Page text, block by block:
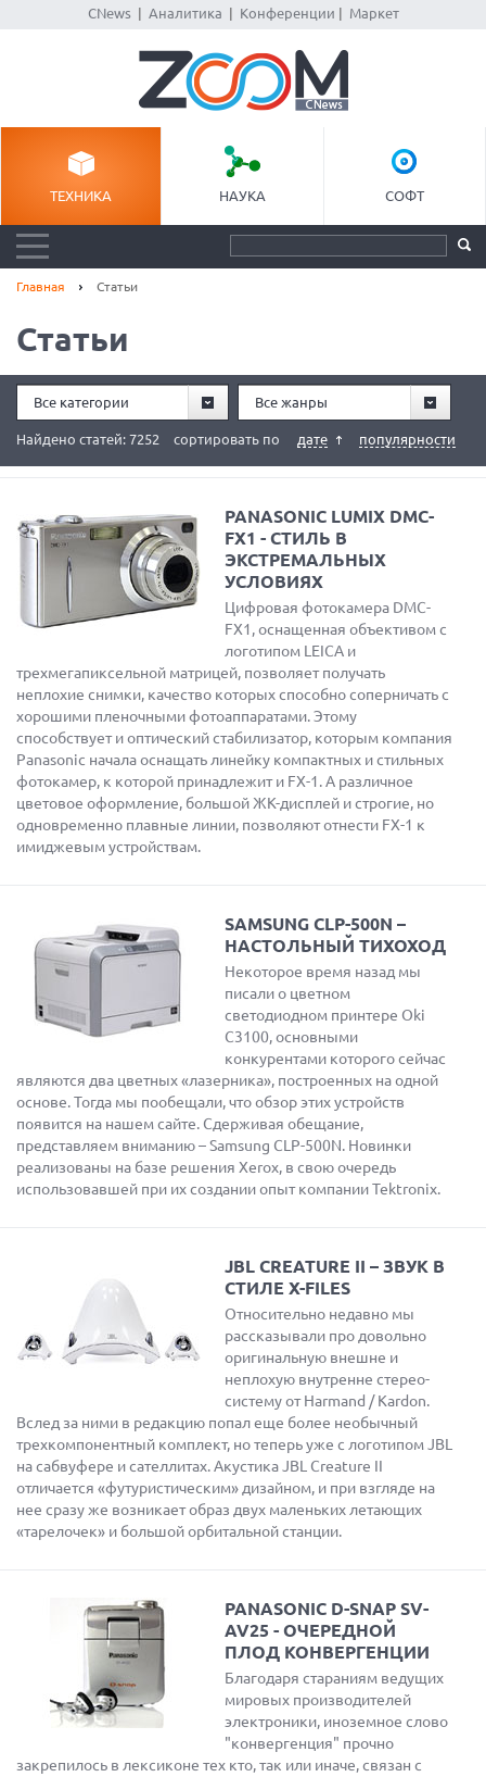
CNews| Аналитика Конференции Маркет
ТЕХНИКА НАУКА СОФТ
Главная Статьи
Статьи
Все категории Все жанры
сортировать по дате популярности
Найдено статей: 7252
PANASONIC LUMIX DMC-
FX1 - СТИЛЬ В
ЭКСТРЕМАЛЬНЫХ
УСЛОВИЯХ
Цифровая фотокамера DMC-
FX1, оснащенная объективом с
логотипом LEICA и
трехмегапиксельной матрицей, позволяет получать
неплохие снимки, качество которых способно соперничать с
хорошими пленочными фотоаппаратами. Этому
способствует и оптический стабилизатор, которым компания
Panasonic начала оснащать линейку компактных и стильных
фотокамер, к которой принадлежит и FX-1. А различное
цветовое оформление, большой ЖК-дисплей и строгие, но
одновременно плавные линии, позволяют отнести FX-1 к
имиджевым устройствам.
SAMSUNG CLP-500N –
НАСТОЛЬНЫЙ ТИХОХОД
Некоторое время назад мы
писали о цветном
светодиодном принтере Oki
C3100, основными
конкурентами которого сейчас
являются два цветных «лазерника», построенных на одной
основе. Тогда мы пообещали, что обзор этих устройств
появится на нашем сайте. Сдерживая обещание,
представляем вниманию – Samsung CLP-500N. Новинки
реализованы на базе решения Xerox, в свою очередь
использовавшей при их создании опыт компании Tektronix.
JBL CREATURE II – ЗВУК В
СТИЛЕ X-FILES
Относительно недавно мы
рассказывали про довольно
оригинальную внешне и
неплохую внутренне стерео-
систему от Harmand / Kardon.
Вслед за ними в редакцию попал еще более необычный
трехкомпонентный комплект, но теперь уже с логотипом JBL
на сабвуфере и сателлитах. Акустика JBL Creature II
отличается «футуристическим» дизайном, и при взгляде на
нее сразу же возникает образ двух маленьких летающих
«тарелочек» и большой орбитальной станции.
PANASONIC D-SNAP SV-
AV25 - ОЧЕРЕДНОЙ
ПЛОД КОНВЕРГЕНЦИИ
Благодаря стараниям ведущих
мировых производителей
электроники, иноземное слово
"конвергенция" прочно
закрепилось в лексиконе тех кто, так или иначе, связан с